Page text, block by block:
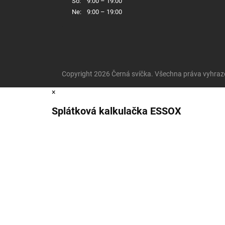
Ne:
9:00 – 19:00
Copyright 2026 Černá svíčka. Všechna práva
×
Splátková kalkulačka ESSOX